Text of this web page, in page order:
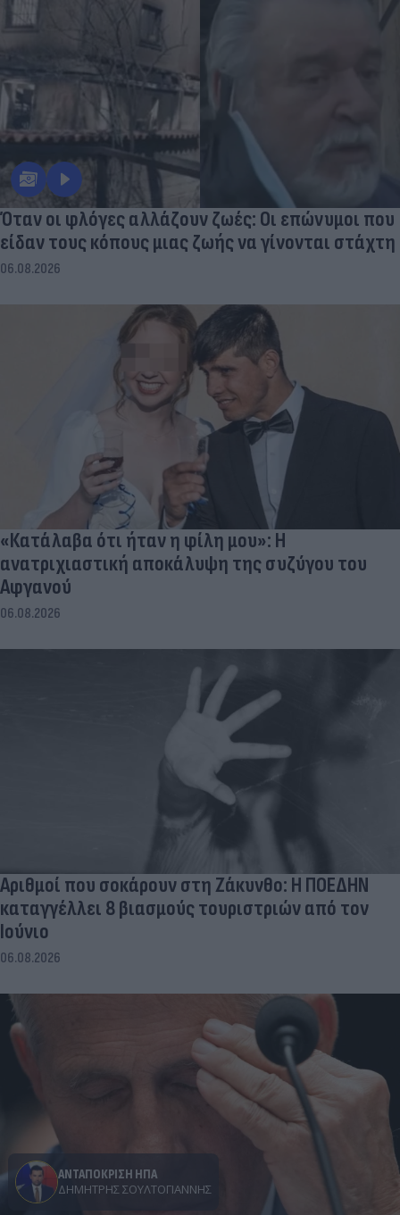
Όταν οι φλόγες αλλάζουν ζωές: Οι επώνυμοι που
είδαν τους κόπους μιας ζωής να γίνονται στάχτη
06.08.2026
«Κατάλαβα ότι ήταν η φίλη μου»: Η
ανατριχιαστική αποκάλυψη της συζύγου του
Αφγανού
06.08.2026
Αριθμοί που σοκάρουν στη Ζάκυνθο: Η ΠΟΕΔΗΝ
καταγγέλλει 8 βιασμούς τουριστριών από τον
Ιούνιο
06.08.2026
ΑΝΤΑΠΟΚΡΙΣΗ ΗΠΑ
ΔΗΜΉΤΡΗΣ ΣΟΥΛΤΟΓΙΆΝΝΗΣ